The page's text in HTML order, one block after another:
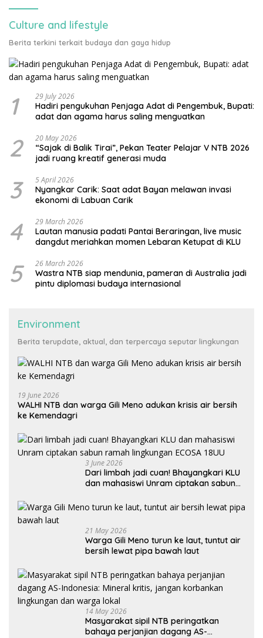
Culture and lifestyle
Berita terkini terkait budaya dan gaya hidup
1 29 July 2026
Hadiri pengukuhan Penjaga Adat di Pengembuk, Bupati:
adat dan agama harus saling menguatkan
2 20 May 2026
“Sajak di Balik Tirai”, Pekan Teater Pelajar V NTB 2026
jadi ruang kreatif generasi muda
3 5 April 2026
Nyangkar Carik: Saat adat Bayan melawan invasi
ekonomi di Labuan Carik
4 29 March 2026
Lautan manusia padati Pantai Beraringan, live music
dangdut meriahkan momen Lebaran Ketupat di KLU
5 26 March 2026
Wastra NTB siap mendunia, pameran di Australia jadi
pintu diplomasi budaya internasional
Environment
Berita terupdate, aktual, dan terpercaya seputar lingkungan
19 June 2026
WALHI NTB dan warga Gili Meno adukan krisis air bersih
ke Kemendagri
3 June 2026
Dari limbah jadi cuan! Bhayangkari KLU
dan mahasiswi Unram ciptakan sabun
21 May 2026
Warga Gili Meno turun ke laut, tuntut air
bersih lewat pipa bawah laut
14 May 2026
Masyarakat sipil NTB peringatkan
bahaya perjanjian dagang AS-